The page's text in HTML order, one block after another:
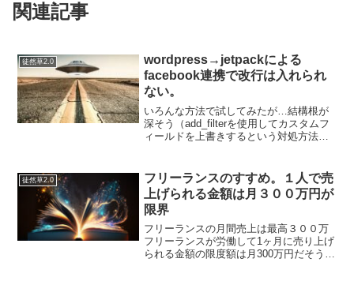
関連記事
徒然草2.0
wordpress→jetpackによる
facebook連携で改行は入れられ
ない。
いろんな方法で試してみたが…結構根が
深そう（add_filterを使用してカスタムフ
ィールドを上書きするという対処方法は
いない）なので断念。投稿の下にあるパ
ブ...
徒然草2.0
フリーランスのすすめ。１人で売
上げられる金額は月３００万円が
限界
フリーランスの月間売上は最高３００万
フリーランスが労働して1ヶ月に売り上げ
られる金額の限度額は月300万円だそうで